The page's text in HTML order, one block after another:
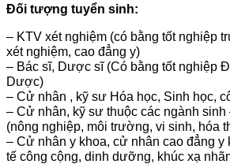
Đối tượng tuyển sinh:
– KTV xét nghiệm (có bằng tốt nghiệp
xét nghiệm, cao đẳng y)
– Bác sĩ, Dược sĩ (Có bằng tốt nghiệp
Dược)
– Cử nhân , kỹ sư Hóa học, Sinh học,
– Cử nhân, kỹ sư thuộc các ngành sinh
(nông nghiệp, môi trường, vi sinh, hóa
– Cử nhân y khoa, cử nhân cao đẳng
tế công cộng, dinh dưỡng, khúc xạ